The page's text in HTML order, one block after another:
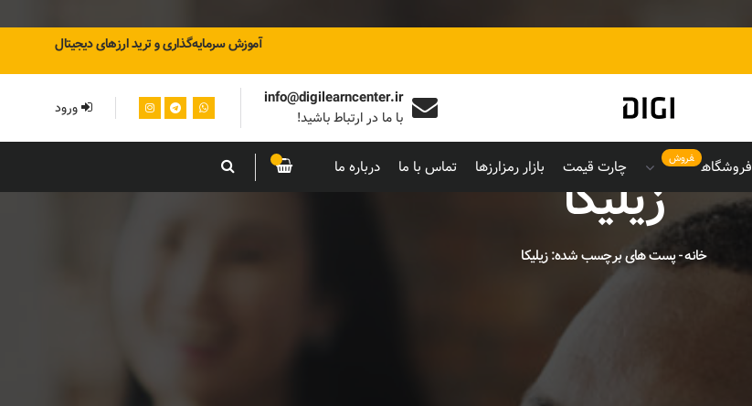
آموزش سرمایه‌گذاری و ترید ارزهای دیجیتال
info@digilearncenter.ir
با ما در ارتباط باشید! ورود
فروشگاه فروش چارت قیمت بازار رمزارزها تماس با ما درباره ما زیلیکا
خانه-پست های برچسب شده: زیلیکا